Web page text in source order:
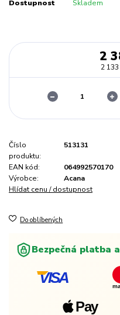
Dostupnost Skladem
2
2
Číslo
produktu:
513131
EAN kód:
064992570170
Výrobce:
Acana
Hlídat cenu / dostupnost
Do oblíbených
Bezpečná platba
VISA
Pay